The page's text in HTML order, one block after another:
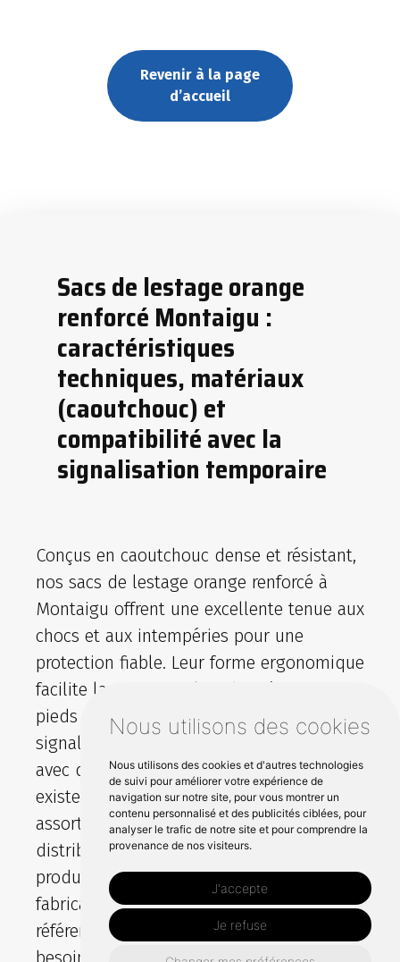
Nous utilisons des cookies
Nous utilisons des cookies et d'autres technologies
de suivi pour améliorer votre expérience de
navigation sur notre site, pour vous montrer un
contenu personnalisé et des publicités ciblées, pour
analyser le trafic de notre site et pour comprendre la
provenance de nos visiteurs.
J'accepte
Je refuse
Revenir à la page
d’accueil
Sacs de lestage orange
renforcé Montaigu :
caractéristiques
techniques, matériaux
(caoutchouc) et
compatibilité avec la
signalisation temporaire
Conçus en caoutchouc dense et résistant,
nos sacs de lestage orange renforcé à
Montaigu offrent une excellente tenue aux
chocs et aux intempéries pour une
protection fiable. Leur forme ergonomique
facilite la pose sur plots, barrières et
pieds de panneaux afin d’optimiser la
signalisation temporaire. Compatibles
avec de nombreux equipements, ils
existent aussi en kit et peuvent être
assortis à vos supports. En tant que
distributeur, Sodimar propose des
produits sélectionnés auprès d’un
fabricant en france, avec filtration des
références et livraison rapide selon vos
besoins terrain.